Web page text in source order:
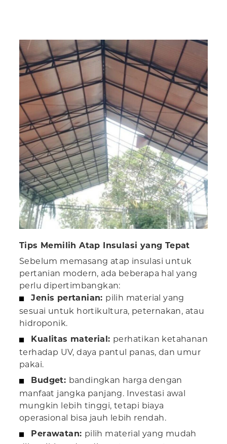
Tips Memilih Atap Insulasi yang Tepat
Sebelum memasang atap insulasi untuk
pertanian modern, ada beberapa hal yang
perlu dipertimbangkan:
Jenis pertanian: pilih material yang
sesuai untuk hortikultura, peternakan, atau
hidroponik.
Kualitas material: perhatikan ketahanan
terhadap UV, daya pantul panas, dan umur
pakai.
Budget: bandingkan harga dengan
manfaat jangka panjang. Investasi awal
mungkin lebih tinggi, tetapi biaya
operasional bisa jauh lebih rendah.
Perawatan: pilih material yang mudah